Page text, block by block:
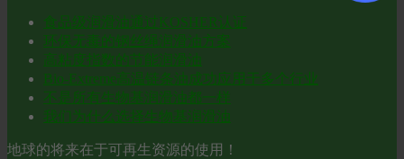
食品级润滑油通过KOSHER认证
环保无毒的钢丝绳润滑油方案
高粘度指数的节能润滑油
Bio-Extreme高温链条油成功应用于多个行业
不是所有生物基润滑油都一样
我们为什么选择生物基润滑油
地球的将来在于可再生资源的使用！